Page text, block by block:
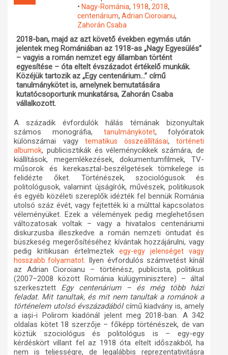
Műhelymunkák
• Nagy-Románia, 1918, 2018,
centenárium, Adrian Cioroianu,
Zahorán Csaba
2018-ban, majd az azt követő években egymás után
jelentek meg Romániában az 1918-as „Nagy Egyesülés”
– vagyis a román nemzet egy államban történt
egyesítése – óta eltelt évszázadot értékelő munkák.
Közéjük tartozik az „Egy centenárium…” című
tanulmánykötet is, amelynek bemutatására
kutatócsoportunk munkatársa, Zahorán Csaba
vállalkozott.
A századik évfordulók hálás témának bizonyultak
számos monográfia, tanulmánykötet, folyóiratok
különszámai vagy tematikus összeállításai, történeti
albumok, publicisztikák és véleménycikkek számára, de
kiállítások, megemlékezések, dokumentumfilmek, TV-
műsorok és kerekasztal-beszélgetések tömkelege is
felidézte őket. Történészek, szociológusok és
politológusok, valamint újságírók, művészek, politikusok
és egyéb közéleti szereplők idézték fel bennük Románia
utolsó száz évét, vagy fejtették ki a múlttal kapcsolatos
véleményüket. Ezek a vélemények pedig meglehetősen
változatosak voltak – vagy a hivatalos centenáriumi
diskurzusba illeszkedve a román nemzeti öntudat és
büszkeség megerősítéséhez kívántak hozzájárulni, vagy
pedig kritikusan értelmeztekegy-egy jelenséget vagy
hosszabb folyamatot. Ilyen évfordulós számvetést kínál
az Adrian Cioroianu – történész, publicista, politikus
(2007–2008 között Románia külügyminisztere) – által
szerkesztett Egy centenárium – és még több házi
feladat. Mit tanultak, és mit nem tanultak a románok a
történelem utolsó évszázadábólcímű kiadvány is, amely
a iași-i Polirom kiadónál jelent meg 2018-ban. A 342
oldalas kötet 18 szerzője – főképp történészek, de van
köztük szociológus és politológus is – egy-egy
kérdéskört villant fel az 1918 óta eltelt időszakból, ha
nem is teljességre, de legalábbis reprezentativitásra